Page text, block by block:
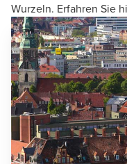
Wurzeln. Erfahren Sie